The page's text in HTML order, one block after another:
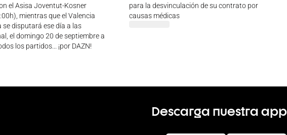
el Asisa Joventut-Kosner
mientras que el Valencia
se disputará ese día a las
el domingo 20 de septiembre a
los partidos... ¡por DAZN!
para la desvinculación de su contrato por
causas médicas
Descarga nuestra app